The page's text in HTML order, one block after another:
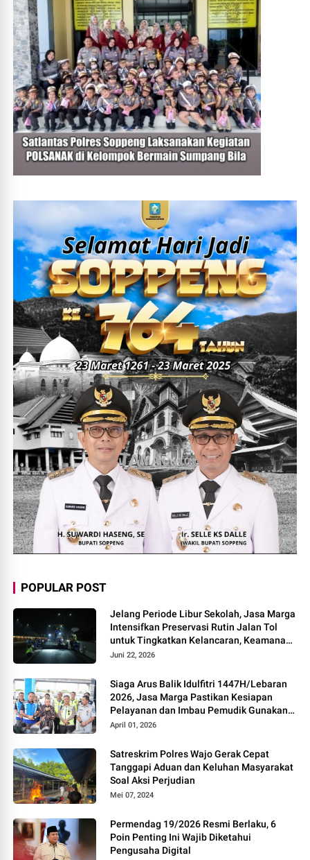
POPULAR POST
Jelang Periode Libur Sekolah, Jasa Marga
Intensifkan Preservasi Rutin Jalan Tol
untuk Tingkatkan Kelancaran, Keamanan
dan Kenyamanan Perjalanan
Juni 22, 2026
Siaga Arus Balik Idulfitri 1447H/Lebaran
2026, Jasa Marga Pastikan Kesiapan
Pelayanan dan Imbau Pemudik Gunakan
Rest Area Alternatif
April 01, 2026
Satreskrim Polres Wajo Gerak Cepat
Tanggapi Aduan dan Keluhan Masyarakat
Soal Aksi Perjudian
Mei 07, 2024
Permendag 19/2026 Resmi Berlaku, 6
Poin Penting Ini Wajib Diketahui
Pengusaha Digital